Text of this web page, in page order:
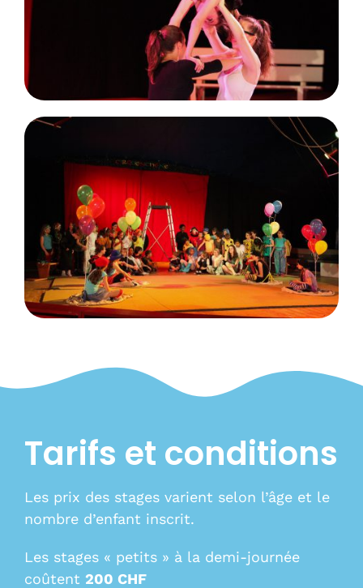
Tarifs et conditions
Les prix des stages varient selon l’âge et le
nombre d’enfant inscrit.
Les stages « petits » à la demi-journée
coûtent 200 CHF